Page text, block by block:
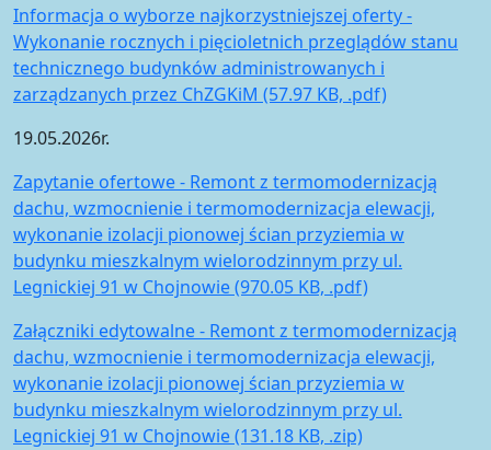
Informacja o wyborze najkorzystniejszej oferty -
Wykonanie rocznych i pięcioletnich przeglądów stanu
technicznego budynków administrowanych i
zarządzanych przez ChZGKiM (57.97 KB, .pdf)
19.05.2026r.
Zapytanie ofertowe - Remont z termomodernizacją
dachu, wzmocnienie i termomodernizacja elewacji,
wykonanie izolacji pionowej ścian przyziemia w
budynku mieszkalnym wielorodzinnym przy ul.
Legnickiej 91 w Chojnowie (970.05 KB, .pdf)
Załączniki edytowalne - Remont z termomodernizacją
dachu, wzmocnienie i termomodernizacja elewacji,
wykonanie izolacji pionowej ścian przyziemia w
budynku mieszkalnym wielorodzinnym przy ul.
Legnickiej 91 w Chojnowie (131.18 KB, .zip)